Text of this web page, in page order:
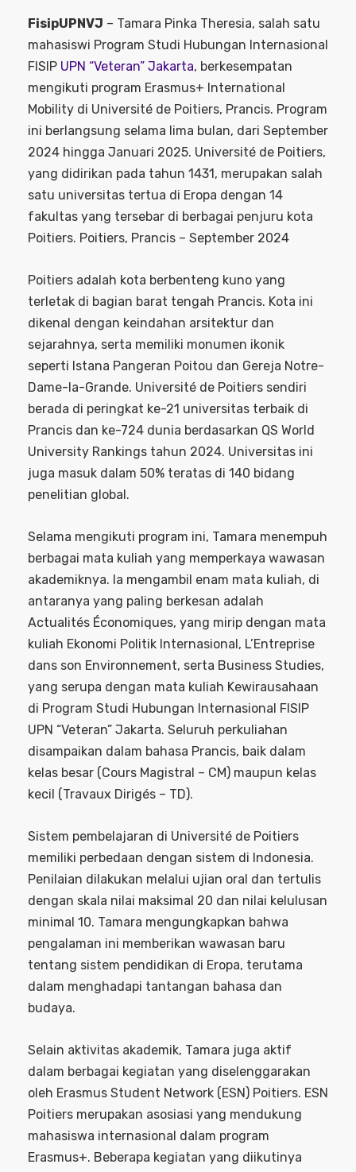
FisipUPNVJ – Tamara Pinka Theresia, salah satu
mahasiswi Program Studi Hubungan Internasional
FISIP UPN “Veteran” Jakarta, berkesempatan
mengikuti program Erasmus+ International
Mobility di Université de Poitiers, Prancis. Program
ini berlangsung selama lima bulan, dari September
2024 hingga Januari 2025. Université de Poitiers,
yang didirikan pada tahun 1431, merupakan salah
satu universitas tertua di Eropa dengan 14
fakultas yang tersebar di berbagai penjuru kota
Poitiers. Poitiers, Prancis – September 2024
Poitiers adalah kota berbenteng kuno yang
terletak di bagian barat tengah Prancis. Kota ini
dikenal dengan keindahan arsitektur dan
sejarahnya, serta memiliki monumen ikonik
seperti Istana Pangeran Poitou dan Gereja Notre-
Dame-la-Grande. Université de Poitiers sendiri
berada di peringkat ke-21 universitas terbaik di
Prancis dan ke-724 dunia berdasarkan QS World
University Rankings tahun 2024. Universitas ini
juga masuk dalam 50% teratas di 140 bidang
penelitian global.
Selama mengikuti program ini, Tamara menempuh
berbagai mata kuliah yang memperkaya wawasan
akademiknya. Ia mengambil enam mata kuliah, di
antaranya yang paling berkesan adalah
Actualités Économiques, yang mirip dengan mata
kuliah Ekonomi Politik Internasional, L’Entreprise
dans son Environnement, serta Business Studies,
yang serupa dengan mata kuliah Kewirausahaan
di Program Studi Hubungan Internasional FISIP
UPN “Veteran” Jakarta. Seluruh perkuliahan
disampaikan dalam bahasa Prancis, baik dalam
kelas besar (Cours Magistral – CM) maupun kelas
kecil (Travaux Dirigés – TD).
Sistem pembelajaran di Université de Poitiers
memiliki perbedaan dengan sistem di Indonesia.
Penilaian dilakukan melalui ujian oral dan tertulis
dengan skala nilai maksimal 20 dan nilai kelulusan
minimal 10. Tamara mengungkapkan bahwa
pengalaman ini memberikan wawasan baru
tentang sistem pendidikan di Eropa, terutama
dalam menghadapi tantangan bahasa dan
budaya.
Selain aktivitas akademik, Tamara juga aktif
dalam berbagai kegiatan yang diselenggarakan
oleh Erasmus Student Network (ESN) Poitiers. ESN
Poitiers merupakan asosiasi yang mendukung
mahasiswa internasional dalam program
Erasmus+. Beberapa kegiatan yang diikutinya